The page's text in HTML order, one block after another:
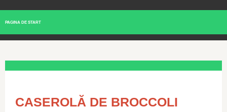
PAGINA DE START
CASEROLĂ DE BROCCOLI